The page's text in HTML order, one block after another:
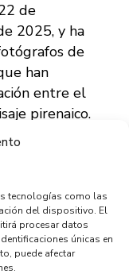
tecnologías como las
del dispositivo. El
procesar datos
únicas en
puede afectar
de
2025, y ha
de
han
entre el
pirenaico.
que se
diferentes
los Pirineos,
valioso